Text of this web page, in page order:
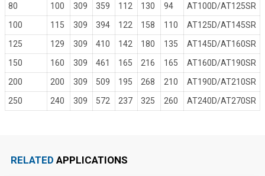
80
100 309 359 112 130 94
AT100D/AT125SR
100
115 309 394 122 158 110
AT125D/AT145SR
125
129 309 410 142 180 135
AT145D/AT160SR
150
160 309 461 165 216 165
AT160D/AT190SR
200
200 309 509 195 268 210
AT190D/AT210SR
250
240 309 572 237 325 260 AT240D/AT270SR
RELATED APPLICATIONS